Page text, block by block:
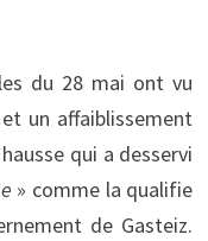
du 28 mai ont vu
un affaiblissement
qui a desservi
» comme la qualifie
de Gasteiz.